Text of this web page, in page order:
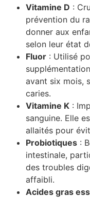
Vitamine D :
prévention du
donner aux
selon leur état
Fluor : Utilisé
avant six mois,
caries.
Vitamine K :
sanguine. Elle
allaités pour
Probiotiques :
intestinale,
des troubles
affaibli.
Acides gras